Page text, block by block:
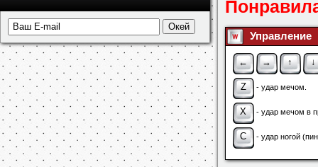
Скачать
Управление
← → ↑ ↓
Z - удар мечом.
X - удар мечом в